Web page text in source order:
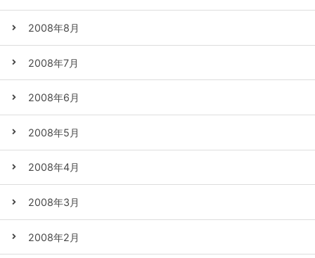
2008年8月
2008年7月
2008年6月
2008年5月
2008年4月
2008年3月
2008年2月